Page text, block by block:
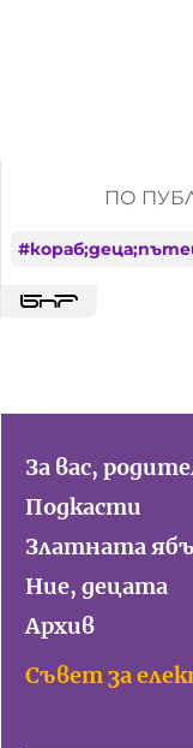
ПО
#
За вас,
Подкасти
Златната
Ние, децата
Архив
Съвет за